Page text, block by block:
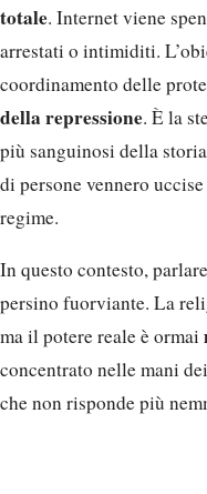
totale. Internet viene
arrestati o intimiditi.
coordinamento delle
della repressione. È la
più sanguinosi della
di persone vennero
regime.
In questo contesto,
persino fuorviante. La
ma il potere reale è ormai
concentrato nelle mani
che non risponde più